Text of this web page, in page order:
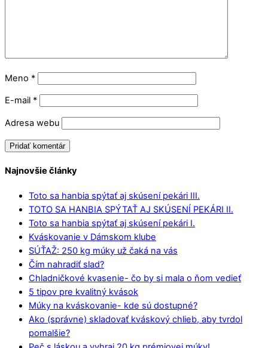
Meno *
E-mail *
Adresa webu
Najnovšie články
Toto sa hanbia spýtať aj skúsení pekári III.
TOTO SA HANBIA SPÝTAŤ AJ SKÚSENÍ PEKÁRI II.
Toto sa hanbia spýtať aj skúsení pekári I.
Kváskovanie v Dámskom klube
SÚŤAŽ: 250 kg múky už čaká na vás
Čím nahradiť slad?
Chladničkové kvasenie- čo by si mala o ňom vedieť
5 tipov pre kvalitný kvások
Múky na kváskovanie- kde sú dostupné?
Ako (správne) skladovať kváskový chlieb, aby tvrdol
pomalšie?